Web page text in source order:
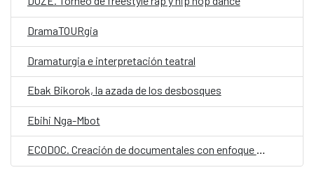
DramaTOURgia
Dramaturgia e interpretación teatral
Ebak Bikorok, la azada de los desbosques
Ebihi Nga-Mbot
ECODOC. Creación de documentales con enfoque medioambiental